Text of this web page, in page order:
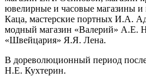
ювелирные и часовые магазины и
Каца, мастерские портных И.А.
модный магазин «Валерий» А.Е.
«Швейцария» Я.Я. Лена.
В дореволюционный период
Н.Е. Кухтерин.